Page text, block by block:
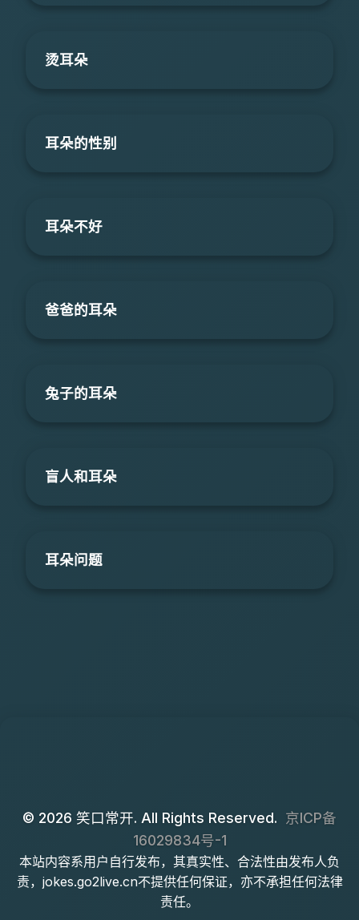
烫耳朵
耳朵的性别
耳朵不好
爸爸的耳朵
兔子的耳朵
盲人和耳朵
耳朵问题
© 2026 笑口常开. All Rights Reserved. 京ICP备
16029834号-1
本站内容系用户自行发布，其真实性、合法性由发布人负
责，jokes.go2live.cn不提供任何保证，亦不承担任何法律
责任。